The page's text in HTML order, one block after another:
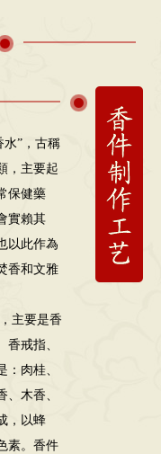
”，古稱
，主要起
保健藥
實賴其
以此作為
香和文雅
主要是香
戒指、
肉桂、
木香、
，以蜂
素。香件